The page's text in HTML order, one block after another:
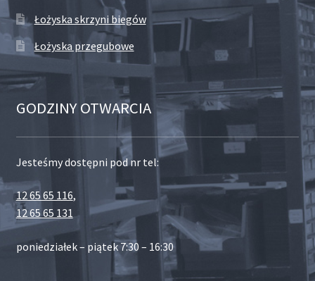
Łożyska skrzyni biegów
Łożyska przegubowe
GODZINY OTWARCIA
Jesteśmy dostępni pod nr tel:
12 65 65 116,
12 65 65 131
poniedziałek – piątek 7:30 – 16:30